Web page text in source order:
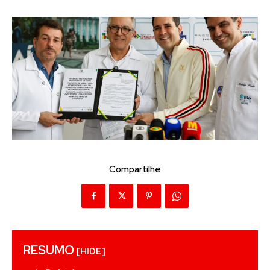
Compartilhe
RESUMO [HIDE]